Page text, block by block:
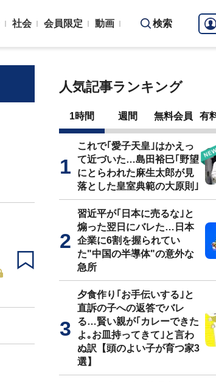
社会 会員限定 動画 検索
人気記事ランキング
1時間 週間 無料会員 有
これで｢愛子天皇｣はかえっ
て近づいた…島田裕巳｢野望
にとらわれた麻生太郎が見
落とした皇室典範の大原則｣
習近平が｢日本に売るな｣と
煽った翌日にバレた…日本
企業に6割を握られてい
た"中国の半導体"の意外な
急所
夕食作り｢お手伝いする｣と
直訴の子への返答でバレ
る…賢い親が｢カレーできた
よ｡お皿持ってきて｣と言わ
ぬ訳【頭のよい子が育つ家3
選】